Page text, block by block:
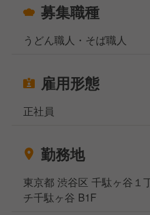
募集職種
うどん職人・そば職人
雇用形態
正社員
勤務地
東京都 渋谷区 千駄ヶ谷１
チ千駄ヶ谷 B1F